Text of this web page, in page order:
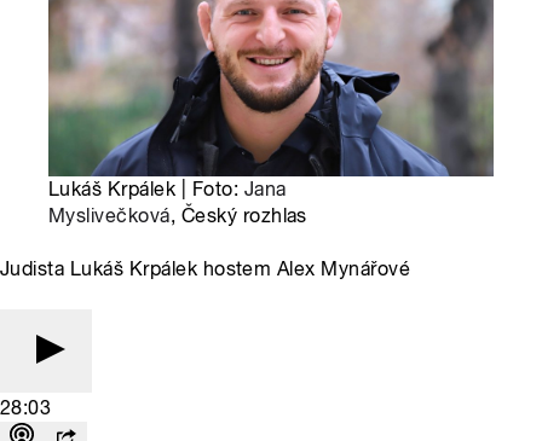
Lukáš Krpálek | Foto: Jana
Myslivečková, Český rozhlas
Judista Lukáš Krpálek hostem Alex Mynářové
28:03